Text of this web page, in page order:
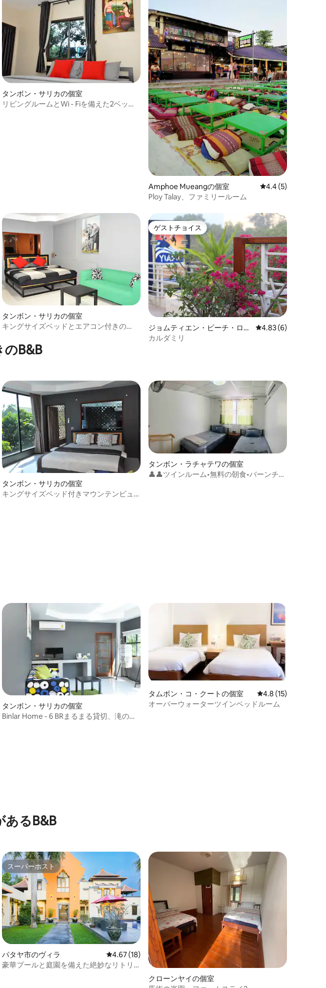
、5つ星中4.95つ星の平均評価
タンボン・サリカの個室
リビングルームとWi - Fiを備えた2ベッド
Amphoe Mueangの個室 レビュー5件、5つ
4.4 (5)
Ploy Talay、ファミリールーム
4件、5つ星中5つ星の平均評価
タンボン・サリカの個室
キングサイズベッドとエアコン付きの
ゲストチョイス
ゲストチョイス
ジョムティエン・ビーチ・ロー
ドの個室
レビュー6件、5つ星
4.83 (6)
カルダミリ
のB&B
タンボン・サリカの個室
キングサイズベッド付きマウンテンビュ
タンボン・ラチャテワの個室
👤👤ツインルーム•無料の朝食•バーンチャ
タンボン・サリカの個室
Binlar Home - 6 BRまるまる貸切、滝の近
タムボン・コ・クートの個室 レビュー15件、5つ
4.8 (15)
オーバーウォーターツインベッドルーム
あるB&B
スーパーホスト
スーパーホスト
パタヤ市のヴィラ レビュー18件、5つ星中4.67つ星の平均評価
4.67 (18)
豪華プールと庭園を備えた絶妙なリトリ
クローンヤイの個室